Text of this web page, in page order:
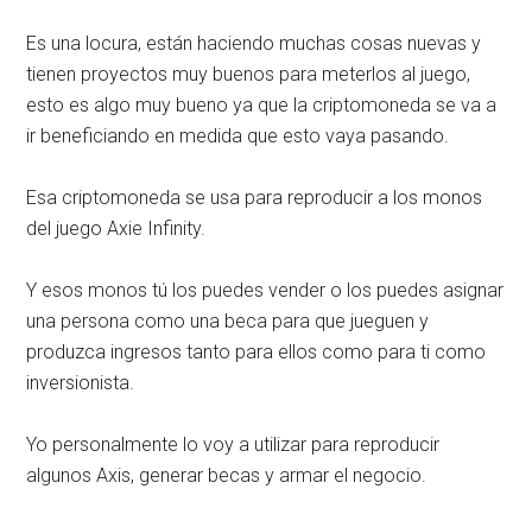
Es una locura, están haciendo muchas cosas nuevas y
tienen proyectos muy buenos para meterlos al juego,
esto es algo muy bueno ya que la criptomoneda se va a
ir beneficiando en medida que esto vaya pasando.
Esa criptomoneda se usa para reproducir a los monos
del juego Axie Infinity.
Y esos monos tú los puedes vender o los puedes asignar
una persona como una beca para que jueguen y
produzca ingresos tanto para ellos como para ti como
inversionista.
Yo personalmente lo voy a utilizar para reproducir
algunos Axis, generar becas y armar el negocio.